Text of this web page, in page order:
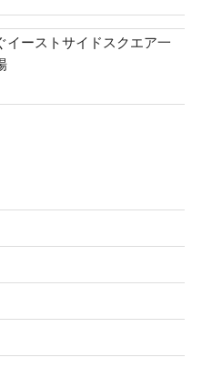
イーストサイドスクエア一